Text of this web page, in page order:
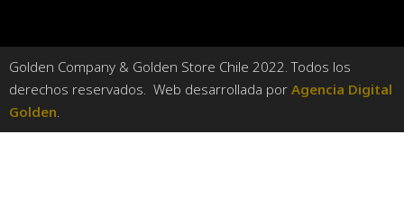
Golden Company & Golden Store Chile 2022. Todos los
derechos reservados. Web desarrollada por Agencia Digital
Golden